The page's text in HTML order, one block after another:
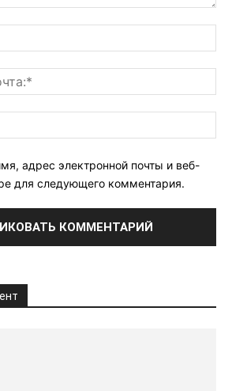
адрес электронной почты и веб-
для следующего комментария.